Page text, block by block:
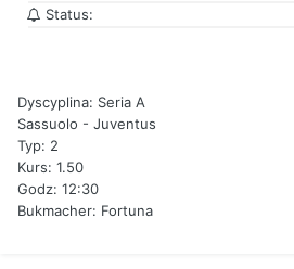
Status:
Dyscyplina: Seria A
Sassuolo - Juventus
Typ: 2
Kurs: 1.50
Godz: 12:30
Bukmacher: Fortuna